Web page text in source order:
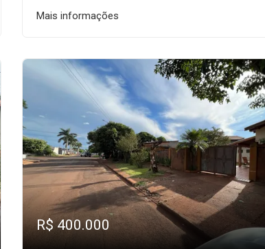
Mais informações
R$ 400.000